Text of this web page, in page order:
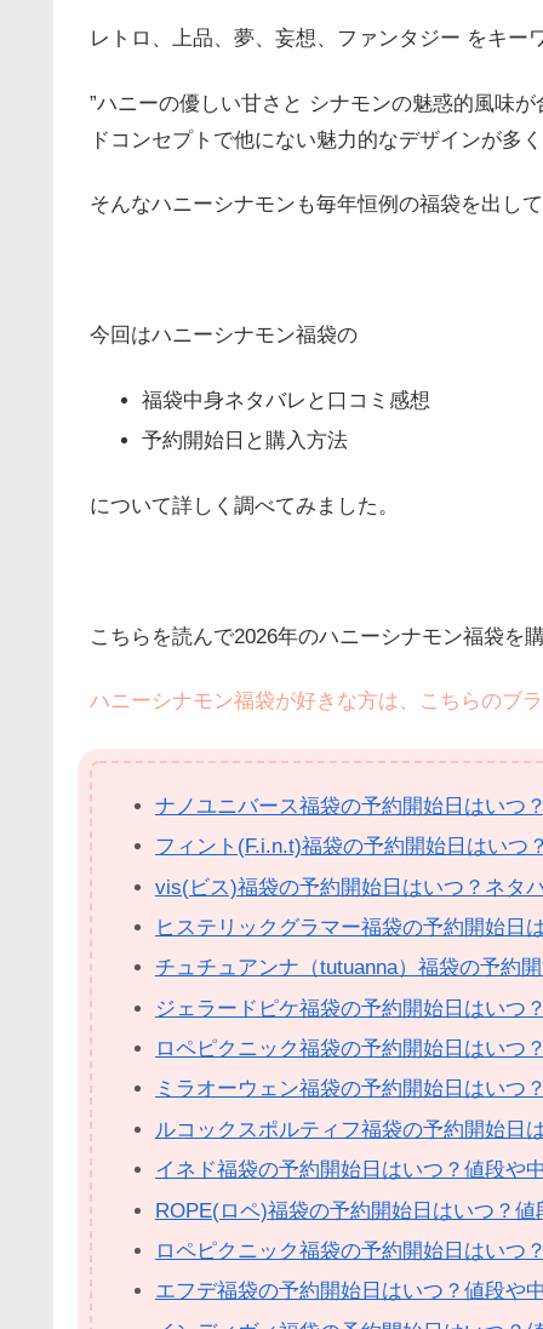
レトロ、上品、夢、妄想、ファンタジー をキ
”ハニーの優しい甘さと シナモンの魅惑的風味
ドコンセプトで他にない魅力的なデザインが多
そんなハニーシナモンも毎年恒例の福袋を出し
今回はハニーシナモン福袋の
福袋中身ネタバレと口コミ感想
予約開始日と購入方法
について詳しく調べてみました。
こちらを読んで2026年のハニーシナモン福袋を
ハニーシナモン福袋が好きな方は、こちらのブ
ナノユニバース福袋の予約開始日はいつ
フィント(F.i.n.t)福袋の予約開始日はいつ
vis(ビス)福袋の予約開始日はいつ？ネタ
ヒステリックグラマー福袋の予約開始日
チュチュアンナ（tutuanna）福袋の予約
ジェラードピケ福袋の予約開始日はいつ
ロペピクニック福袋の予約開始日はいつ
ミラオーウェン福袋の予約開始日はいつ
ルコックスポルティフ福袋の予約開始日
イネド福袋の予約開始日はいつ？値段や
ROPE(ロペ)福袋の予約開始日はいつ？
ロペピクニック福袋の予約開始日はいつ
エフデ福袋の予約開始日はいつ？値段や